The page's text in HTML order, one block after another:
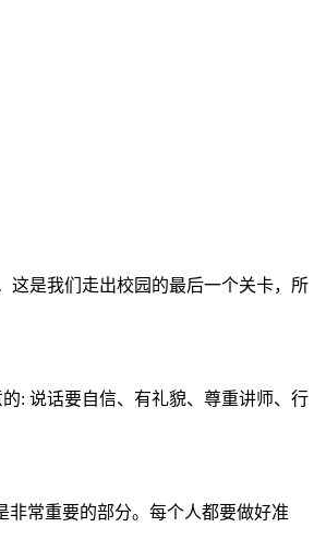
这是我们走出校园的最后一个关卡，所
: 说话要自信、有礼貌、尊重讲师、行
非常重要的部分。每个人都要做好准